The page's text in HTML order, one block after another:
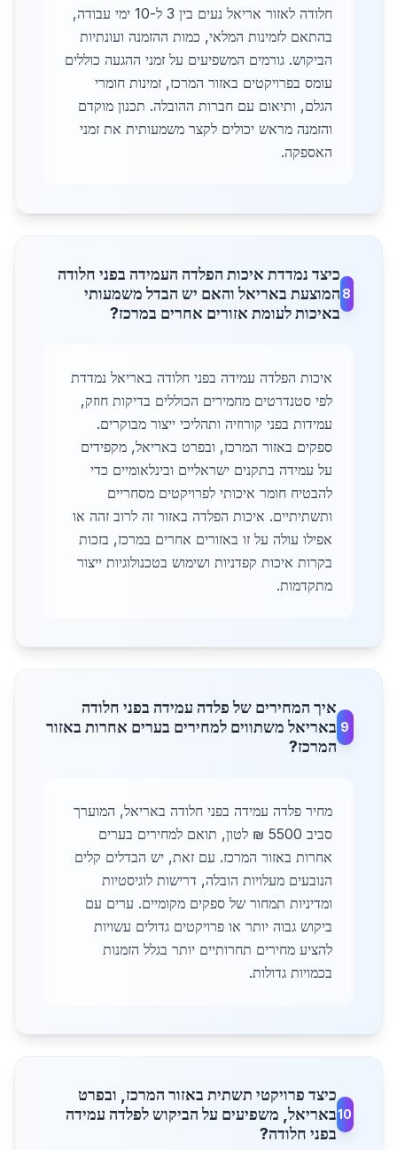
חלודה לאזור אריאל נעים בין 3 ל-10 ימי עבודה,
בהתאם לזמינות המלאי, כמות ההזמנה ועונתיות
הביקוש. גורמים המשפיעים על זמני ההגעה כוללים
עומס בפרויקטים באזור המרכז, זמינות חומרי
הגלם, ותיאום עם חברות ההובלה. תכנון מוקדם
והזמנה מראש יכולים לקצר משמעותית את זמני
האספקה.
8
כיצד נמדדת איכות הפלדה העמידה בפני חלודה
המוצעת באריאל והאם יש הבדל משמעותי
באיכות לעומת אזורים אחרים במרכז?
איכות הפלדה עמידה בפני חלודה באריאל נמדדת
לפי סטנדרטים מחמירים הכוללים בדיקות חוזק,
עמידות בפני קורוזיה ותהליכי ייצור מבוקרים.
ספקים באזור המרכז, ובפרט באריאל, מקפידים
על עמידה בתקנים ישראליים ובינלאומיים כדי
להבטיח חומר איכותי לפרויקטים מסחריים
ותשתיתיים. איכות הפלדה באזור זה לרוב זהה או
אפילו עולה על זו באזורים אחרים במרכז, בזכות
בקרות איכות קפדניות ושימוש בטכנולוגיות ייצור
מתקדמות.
9
איך המחירים של פלדה עמידה בפני חלודה
באריאל משתווים למחירים בערים אחרות באזור
המרכז?
מחיר פלדה עמידה בפני חלודה באריאל, המוערך
סביב 5500 ₪ לטון, תואם למחירים בערים
אחרות באזור המרכז. עם זאת, יש הבדלים קלים
הנובעים מעלויות הובלה, דרישות לוגיסטיות
ומדיניות תמחור של ספקים מקומיים. ערים עם
ביקוש גבוה יותר או פרויקטים גדולים עשויות
להציע מחירים תחרותיים יותר בגלל הזמנות
בכמויות גדולות.
10
כיצד פרויקטי תשתית באזור המרכז, ובפרט
באריאל, משפיעים על הביקוש לפלדה עמידה
בפני חלודה?